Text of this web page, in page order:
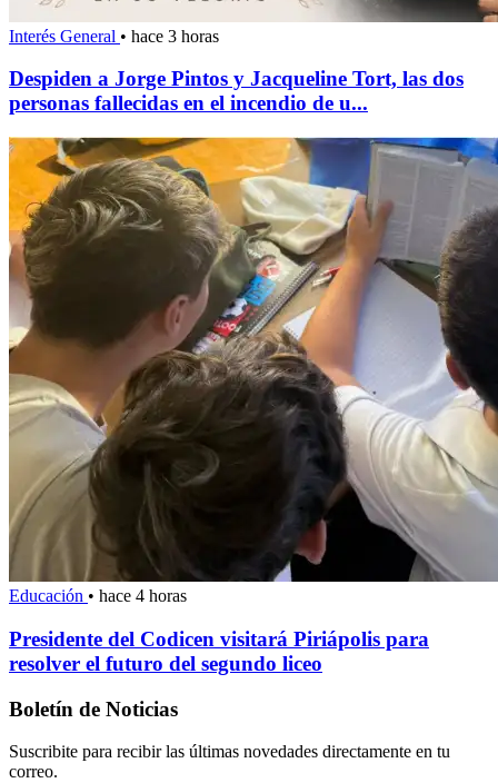
Interés General • hace 3 horas
Despiden a Jorge Pintos y Jacqueline Tort, las dos
personas fallecidas en el incendio de u...
Educación • hace 4 horas
Presidente del Codicen visitará Piriápolis para
resolver el futuro del segundo liceo
Boletín de Noticias
Suscribite para recibir las últimas novedades directamente en tu
correo.